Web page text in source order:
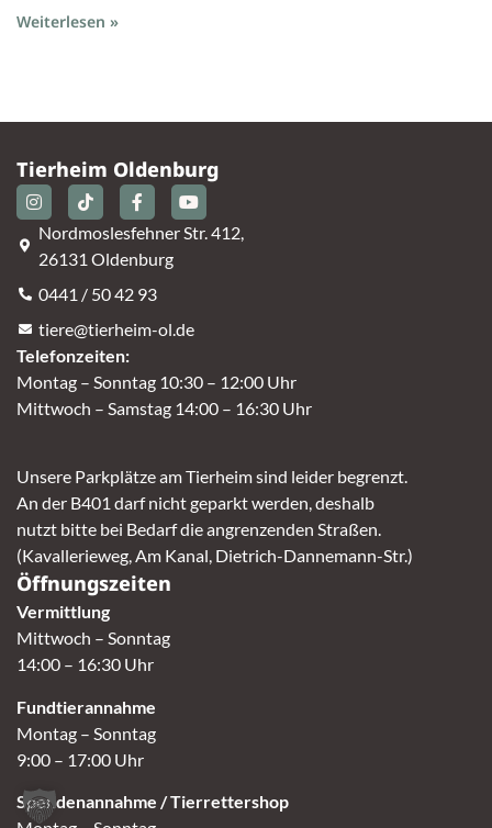
Weiterlesen »
Tierheim Oldenburg
Nordmoslesfehner Str. 412,
26131 Oldenburg
0441 / 50 42 93
tiere@tierheim-ol.de
Telefonzeiten:
Montag – Sonntag 10:30 – 12:00 Uhr
Mittwoch – Samstag 14:00 – 16:30 Uhr
Unsere Parkplätze am Tierheim sind leider begrenzt.
An der B401 darf nicht geparkt werden, deshalb
nutzt bitte bei Bedarf die angrenzenden Straßen.
(Kavallerieweg, Am Kanal, Dietrich-Dannemann-Str.)
Öffnungszeiten
Vermittlung
Mittwoch – Sonntag
14:00 – 16:30 Uhr
Fundtierannahme
Montag – Sonntag
9:00 – 17:00 Uhr
Spendenannahme / Tierrettershop